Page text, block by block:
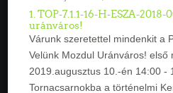
1. TOP-7.1.1-16-H-ESZA-
uránváros!
Várunk szeretettel mindenkit a
Velünk Mozdul Uránváros! első
2019.augusztus 10.-én 14:00 -
Tornacsarnokba a történelmi